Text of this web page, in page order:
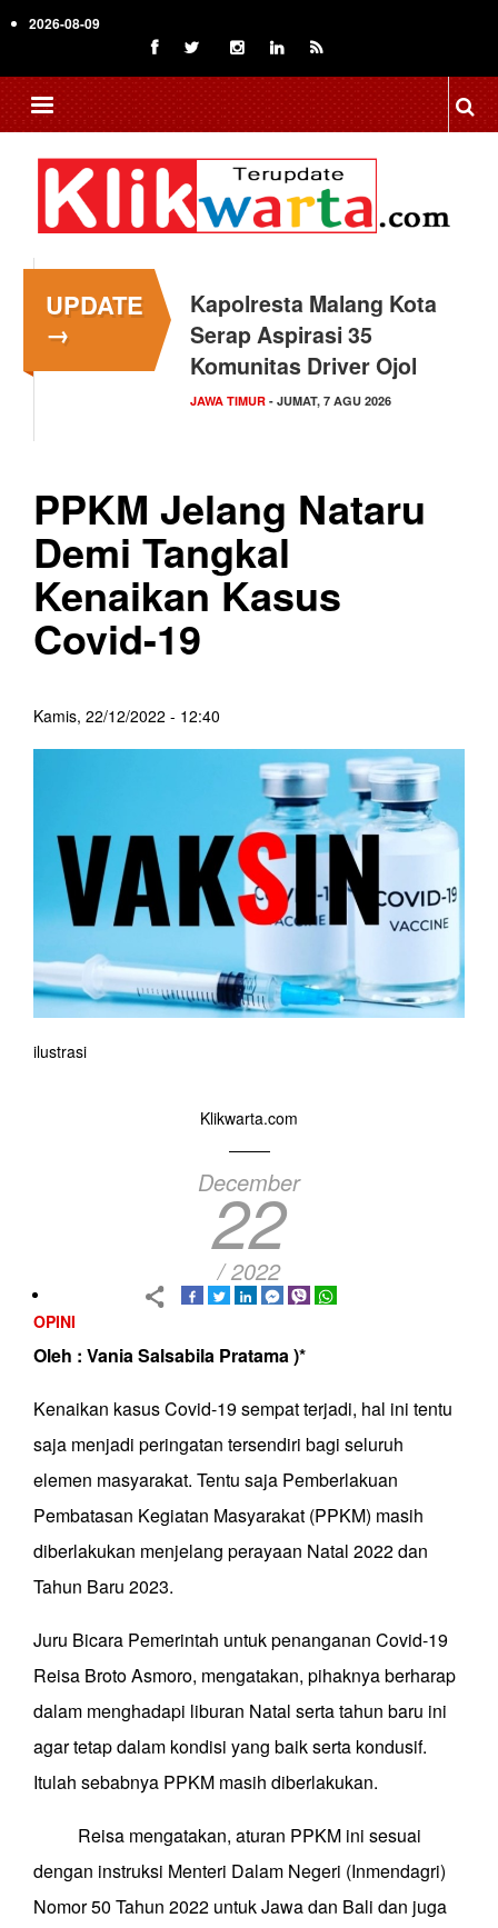
to
content
2026-08-09
UPDATE
→
Kapolresta Malang Kota
Serap Aspirasi 35
Komunitas Driver Ojol
JAWA TIMUR - JUMAT, 7 AGU 2026
PPKM Jelang Nataru
Demi Tangkal
Kenaikan Kasus
Covid-19
Kamis, 22/12/2022 - 12:40
ilustrasi
Klikwarta.com
December
22
/ 2022
OPINI
Oleh : Vania Salsabila Pratama )*
Kenaikan kasus Covid-19 sempat terjadi, hal ini tentu
saja menjadi peringatan tersendiri bagi seluruh
elemen masyarakat. Tentu saja Pemberlakuan
Pembatasan Kegiatan Masyarakat (PPKM) masih
diberlakukan menjelang perayaan Natal 2022 dan
Tahun Baru 2023.
Juru Bicara Pemerintah untuk penanganan Covid-19
Reisa Broto Asmoro, mengatakan, pihaknya berharap
dalam menghadapi liburan Natal serta tahun baru ini
agar tetap dalam kondisi yang baik serta kondusif.
Itulah sebabnya PPKM masih diberlakukan.
Reisa mengatakan, aturan PPKM ini sesuai
dengan instruksi Menteri Dalam Negeri (Inmendagri)
Nomor 50 Tahun 2022 untuk Jawa dan Bali dan juga